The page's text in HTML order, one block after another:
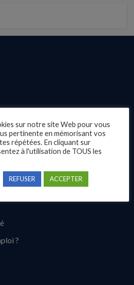
?
sur notre site Web pour vous
pertinente en mémorisant vos
répétées. En cliquant sur
à l'utilisation de TOUS les
REFUSER ACCEPTER